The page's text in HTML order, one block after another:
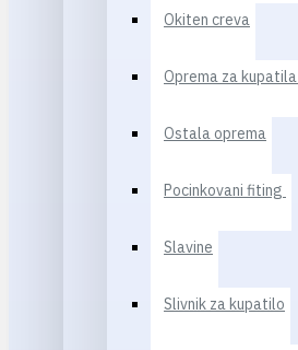
Okiten creva
Oprema za kupatila
Ostala oprema
Pocinkovani fiting
Slavine
Slivnik za kupatilo